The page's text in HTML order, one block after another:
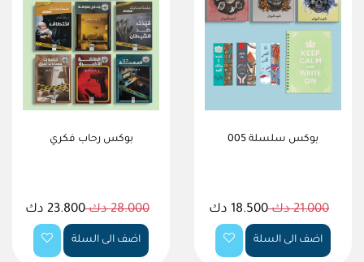
بوكس سلسلة 005
21.000 دك 18.500 دك
اضف الى السلة
بوكس رحاب فكري
28.000 دك 23.800 دك
اضف الى السلة